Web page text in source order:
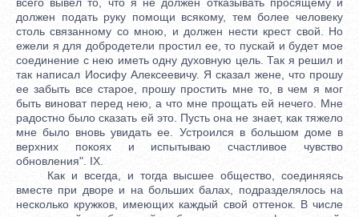
должен подать руку помощи всякому, тем более человеку
столь связанному со мною, и должен нести крест свой. Но
ежели я для добродетели простил ее, то пускай и будет мое
соединение с нею иметь одну духовную цель. Так я решил и
так написал Иосифу Алексеевичу. Я сказал жене, что прошу
ее забыть все старое, прошу простить мне то, в чем я мог
быть виноват перед нею, а что мне прощать ей нечего. Мне
радостно было сказать ей это. Пусть она не знает, как тяжело
мне было вновь увидать ее. Устроился в большом доме в
верхних покоях и испытываю счастливое чувство
обновления". IX.
Как и всегда, и тогда высшее общество, соединяясь
вместе при дворе и на больших балах, подразделялось на
несколько кружков, имеющих каждый свой оттенок. В числе